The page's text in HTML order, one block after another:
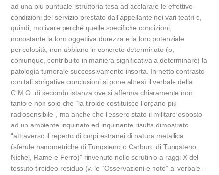
ad una più puntuale istruttoria tesa ad acclarare le effettive
condizioni del servizio prestato dall’appellante nei vari teatri e,
quindi, motivare perché quelle specifiche condizioni,
nonostante la loro oggettiva durezza e la loro potenziale
pericolosità, non abbiano in concreto determinato (o,
comunque, contribuito in maniera significativa a determinare) la
patologia tumorale successivamente insorta. In netto contrasto
con tali sbrigative conclusioni si pone altresì il verbale della
C.M.O. di secondo istanza ove si afferma chiaramente non
tanto e non solo che “la tiroide costituisce l’organo più
radiosensibile”, ma anche che l’essere stato il militare esposto
ad un ambiente inquinato ed inquinante risulta dimostrato
“attraverso il reperto di corpi estranei di natura metallica
(sferule nanometriche di Tungsteno o Carburo di Tungsteno,
Nichel, Rame e Ferro)” rinvenute nello scrutinio a raggi X del
tessuto tiroideo residuo (v. le “Osservazioni e note” al verbale -